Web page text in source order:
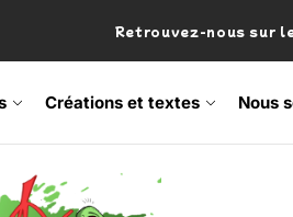
Retrouvez-nous sur
Créations et textes Nous